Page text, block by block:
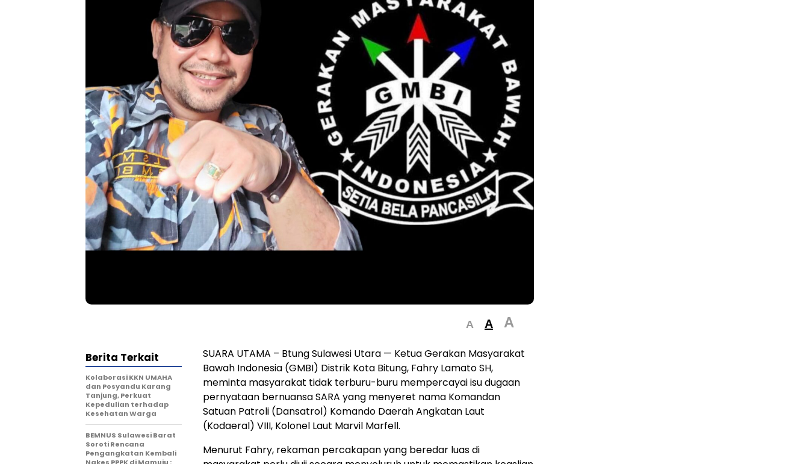
A A A
SUARA UTAMA – Btung Sulawesi Utara — Ketua Gerakan Masyarakat
Bawah Indonesia (GMBI) Distrik Kota Bitung, Fahry Lamato SH,
meminta masyarakat tidak terburu-buru mempercayai isu dugaan
pernyataan bernuansa SARA yang menyeret nama Komandan
Satuan Patroli (Dansatrol) Komando Daerah Angkatan Laut
(Kodaeral) VIII, Kolonel Laut Marvil Marfell.
Menurut Fahry, rekaman percakapan yang beredar luas di
Berita Terkait
Kolaborasi KKN UMAHA
dan Posyandu Karang
Tanjung, Perkuat
Kepedulian terhadap
Kesehatan Warga
BEMNUS Sulawesi Barat
Soroti Rencana
Pengangkatan Kembali